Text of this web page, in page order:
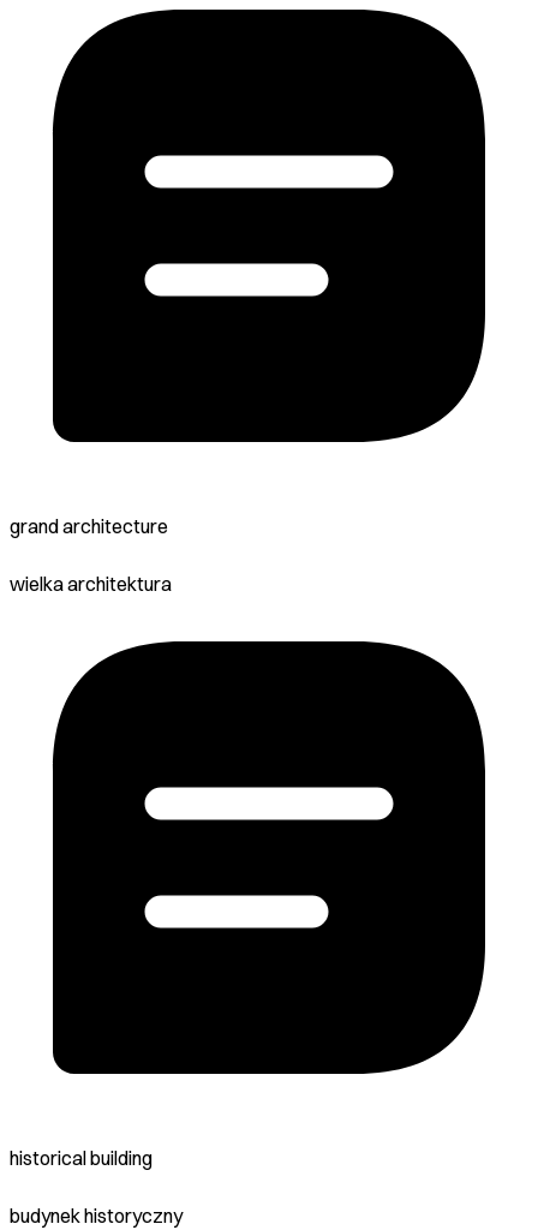
grand architecture
wielka architektura
historical building
budynek historyczny